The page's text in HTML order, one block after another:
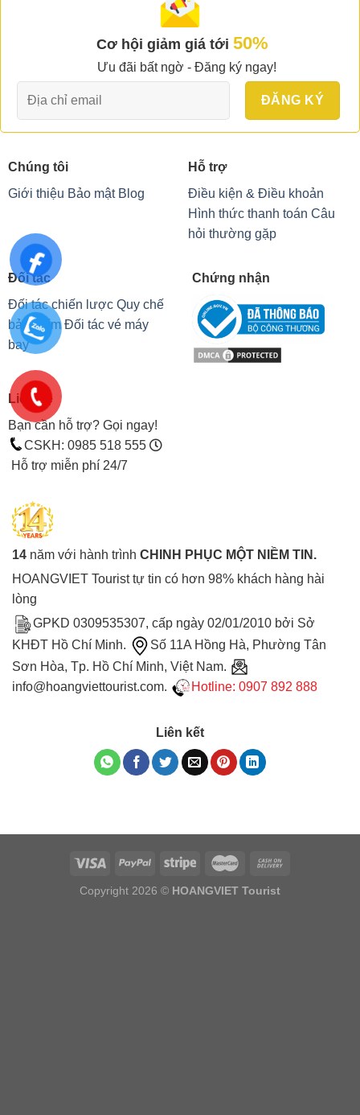
Cơ hội giảm giá tới 50%
Ưu đãi bất ngờ - Đăng ký ngay!
Chúng tôi
Giới thiệu Bảo mật Blog
Hỗ trợ
Điều kiện & Điều khoản
Hình thức thanh toán Câu
hỏi thường gặp
Đối tác
Đối tác chiến lược Quy chế
bảo hiểm Đối tác vé máy
bay
Chứng nhận
Liên hệ
Bạn cần hỗ trợ? Gọi ngay!
CSKH: 0985 518 555
Hỗ trợ miễn phí 24/7
14 năm với hành trình CHINH PHỤC MỘT NIỀM TIN.
HOANGVIET Tourist tự tin có hơn 98% khách hàng hài
lòng
GPKD 0309535307, cấp ngày 02/01/2010 bởi Sở
KHĐT Hồ Chí Minh.
Số 11A Hồng Hà, Phường Tân
Sơn Hòa, Tp. Hồ Chí Minh, Việt Nam.
info@hoangviettourist.com.
Hotline: 0907 892 888
Liên kết
Copyright 2026 © HOANGVIET Tourist